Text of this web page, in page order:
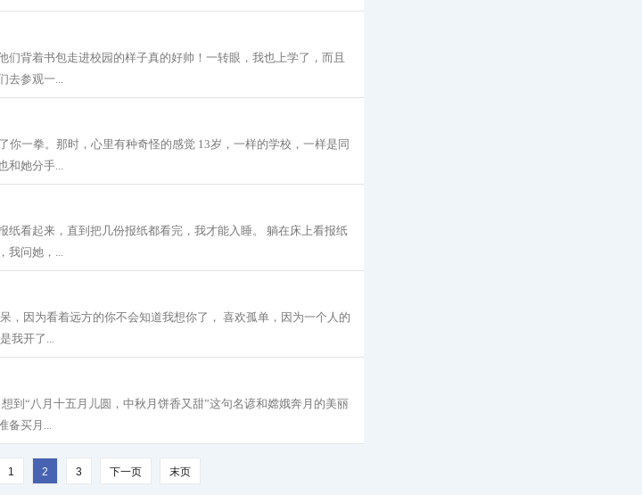
背着书包走进校园的样子真的好帅！一转眼，我也上学了，而且
去参观一...
你一拳。那时，心里有种奇怪的感觉 13岁，一样的学校，一样是同
和她分手...
看起来，直到把几份报纸都看完，我才能入睡。 躺在床上看报纸
我问她，...
，因为看着远方的你不会知道我想你了， 喜欢孤单，因为一个人的
我开了...
到“八月十五月儿圆，中秋月饼香又甜”这句名谚和嫦娥奔月的美丽
备买月...
1 2 3 下一页 末页